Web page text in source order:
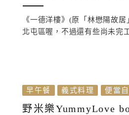
《一德洋樓》(原「林懋陽故
北屯區喔，不過還有些尚未完
早午餐 義式料理 便當
野米樂YummyLove